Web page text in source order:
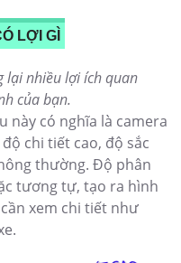
LỢI GÌ
lại nhiều lợi ích quan
của bạn.
này có nghĩa là camera
chi tiết cao, độ sắc
thường. Độ phân
tương tự, tạo ra hình
xem chi tiết như